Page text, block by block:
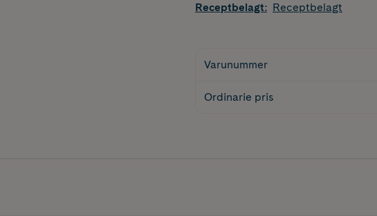
Receptbelagt: Receptbelagt
Varunummer
Ordinarie pris